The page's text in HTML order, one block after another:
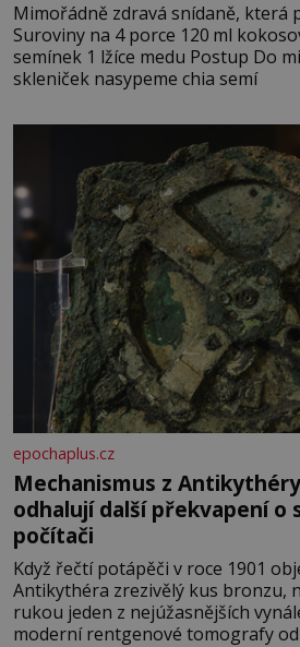
Mimořádně zdravá snídaně, která
Suroviny na 4 porce 120 ml kokosového mléka 30 g chia
semínek 1 lžíce medu Postup Do misky či přímo do
skleniček nasypeme chia semí
epochaplus.cz
Mechanismus z
odhalují další překvapení o
počítači
Když řečtí potápěči v roce 1901
Antikythéra zrezivělý kus bronzu,
rukou jeden z nejúžasnějších
moderní rentgenové tomografy